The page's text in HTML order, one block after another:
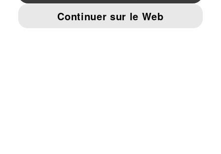
MENTIONS ET DONNÉES LÉGALES